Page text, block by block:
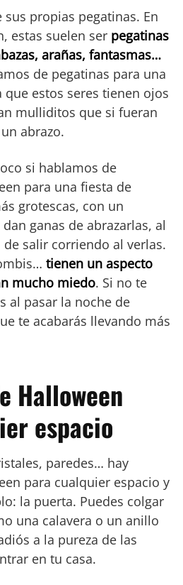
propias pegatinas. En
estas suelen ser pegatinas
arañas, fantasmas…
de pegatinas para una
estos seres tienen ojos
mulliditos que si fueran
abrazo.
si hablamos de
para una fiesta de
grotescas, con un
ganas de abrazarlas, al
salir corriendo al verlas.
tienen un aspecto
mucho miedo. Si no te
al pasar la noche de
te acabarás llevando más
Halloween
espacio
paredes… hay
para cualquier espacio y
la puerta. Puedes colgar
una calavera o un anillo
a la pureza de las
en tu casa.